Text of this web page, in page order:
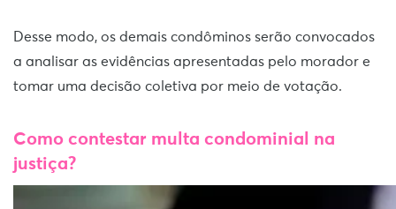
Desse modo, os demais condôminos serão convocados
a analisar as evidências apresentadas pelo morador e
tomar uma decisão coletiva por meio de votação.
Como contestar multa condominial na
justiça?